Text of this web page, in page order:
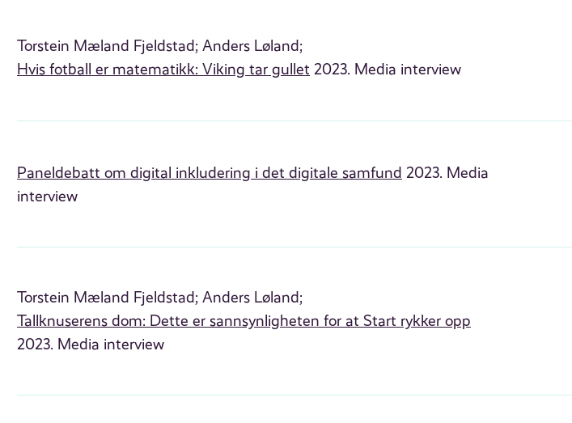
Torstein Mæland Fjeldstad; Anders Løland;
Hvis fotball er matematikk: Viking tar gullet 2023. Media interview
Paneldebatt om digital inkludering i det digitale samfund 2023. Media
interview
Torstein Mæland Fjeldstad; Anders Løland;
Tallknuserens dom: Dette er sannsynligheten for at Start rykker opp
2023. Media interview